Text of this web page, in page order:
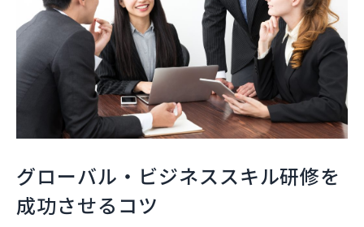
グローバル・ビジネススキル研修を
成功させるコツ